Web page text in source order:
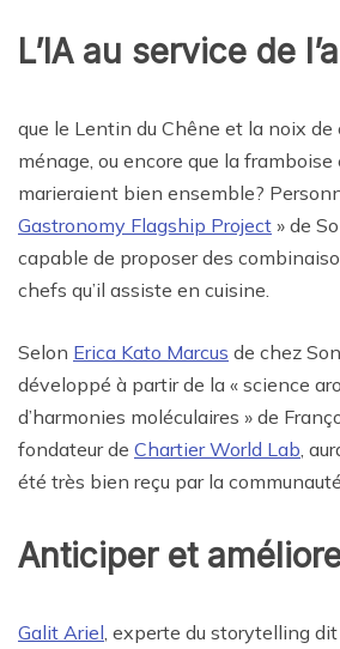
L’IA au service de
que le Lentin du Chêne et la noix
ménage, ou encore que la framboise
marieraient bien ensemble?
Gastronomy Flagship Project » de
capable de proposer des
chefs qu’il assiste en cuisine.
Selon Erica Kato Marcus de chez
développé à partir de la « science
d’harmonies moléculaires » de
fondateur de Chartier World Lab ,
été très bien reçu par la
Anticiper et
Galit Ariel , experte du storytelling